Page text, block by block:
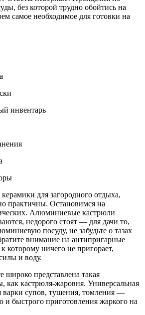
без которой трудно обойтись на
самое необходимое для готовки на
инвентарь
для загородного отдыха,
практичны. Остановимся на
Алюминиевые кастрюли
недорого стоят — для дачи то,
посуду, не забудьте о тазах
внимание на антипригарные
которому ничего не пригорает,
и воду.
широко представлена такая
как кастрюля-жаровня. Универсальная
варки супов, тушения, томления —
и быстрого приготовления жаркого на